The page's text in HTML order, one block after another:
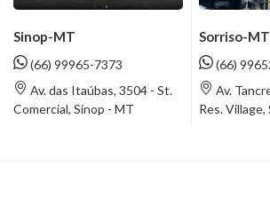
Sinop-MT
(66) 99965-7373
Av. das Itaúbas, 3504 - St.
Comercial, Sinop - MT
Sorriso-MT
(66)
Av.
Res.